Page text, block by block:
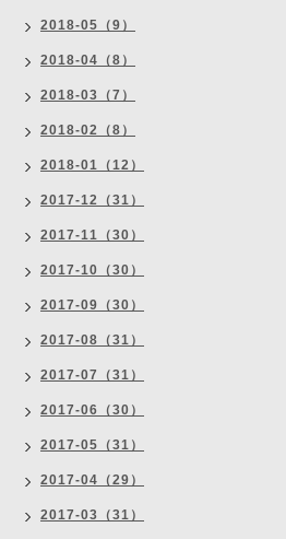
2018-05（9）
2018-04（8）
2018-03（7）
2018-02（8）
2018-01（12）
2017-12（31）
2017-11（30）
2017-10（30）
2017-09（30）
2017-08（31）
2017-07（31）
2017-06（30）
2017-05（31）
2017-04（29）
2017-03（31）